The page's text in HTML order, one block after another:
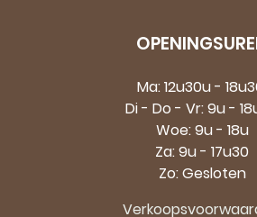
Ma: 12u30u -
Di - Do - Vr: 9u -
Woe: 9u - 18u
Za: 9u - 17u30
Zo: Gesloten